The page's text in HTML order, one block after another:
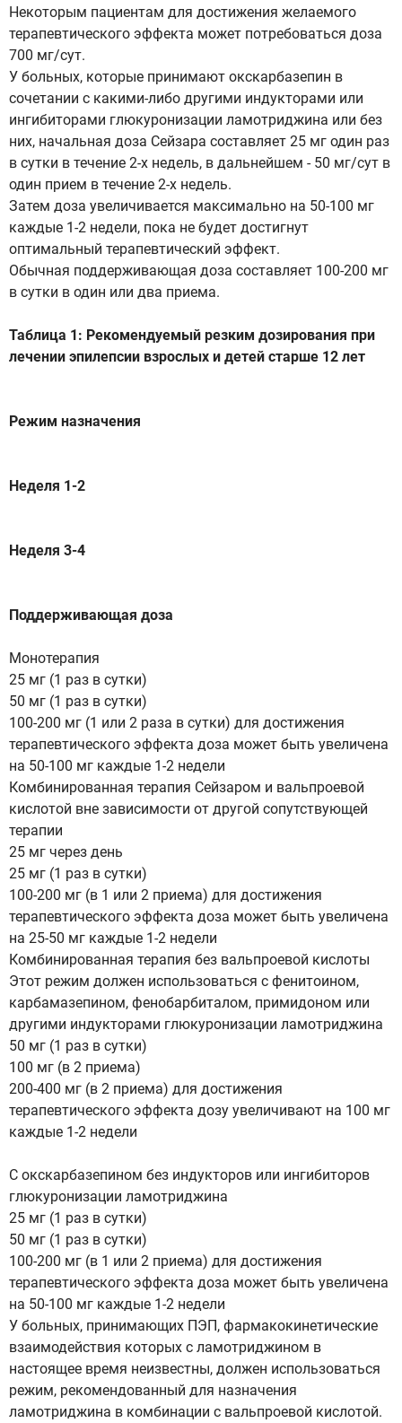
Некоторым пациентам для достижения желаемого
терапевтического эффекта может потребоваться доза
700 мг/сут.
У больных, которые принимают окскарбазепин в
сочетании с какими-либо другими индукторами или
ингибиторами глюкуронизации ламотриджина или без
них, начальная доза Сейзара составляет 25 мг один раз
в сутки в течение 2-х недель, в дальнейшем - 50 мг/сут в
один прием в течение 2-х недель.
Затем доза увеличивается максимально на 50-100 мг
каждые 1-2 недели, пока не будет достигнут
оптимальный терапевтический эффект.
Обычная поддерживающая доза составляет 100-200 мг
в сутки в один или два приема.
Таблица 1: Рекомендуемый резким дозирования при
лечении эпилепсии взрослых и детей старше 12 лет
Режим назначения
Неделя 1-2
Неделя 3-4
Поддерживающая доза
Монотерапия
25 мг (1 раз в сутки)
50 мг (1 раз в сутки)
100-200 мг (1 или 2 раза в сутки) для достижения
терапевтического эффекта доза может быть увеличена
на 50-100 мг каждые 1-2 недели
Комбинированная терапия Сейзаром и вальпроевой
кислотой вне зависимости от другой сопутствующей
терапии
25 мг через день
25 мг (1 раз в сутки)
100-200 мг (в 1 или 2 приема) для достижения
терапевтического эффекта доза может быть увеличена
на 25-50 мг каждые 1-2 недели
Комбинированная терапия без вальпроевой кислоты
Этот режим должен использоваться с фенитоином,
карбамазепином, фенобарбиталом, примидоном или
другими индукторами глюкуронизации ламотриджина
50 мг (1 раз в сутки)
100 мг (в 2 приема)
200-400 мг (в 2 приема) для достижения
терапевтического эффекта дозу увеличивают на 100 мг
каждые 1-2 недели
С окскарбазепином без индукторов или ингибиторов
глюкуронизации ламотриджина
25 мг (1 раз в сутки)
50 мг (1 раз в сутки)
100-200 мг (в 1 или 2 приема) для достижения
терапевтического эффекта доза может быть увеличена
на 50-100 мг каждые 1-2 недели
У больных, принимающих ПЭП, фармакокинетические
взаимодействия которых с ламотриджином в
настоящее время неизвестны, должен использоваться
режим, рекомендованный для назначения
ламотриджина в комбинации с вальпроевой кислотой.